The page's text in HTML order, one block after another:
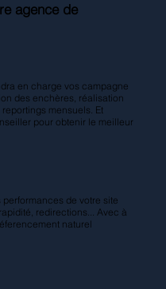
agence de
en charge vos campagne
des enchères, réalisation
mensuels. Et
pour obtenir le meilleur
de votre site
redirections... Avec à
naturel